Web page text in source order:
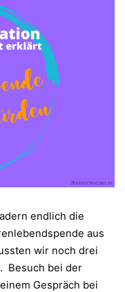
endlich die
aus
wir noch drei
Besuch bei der
Gespräch bei